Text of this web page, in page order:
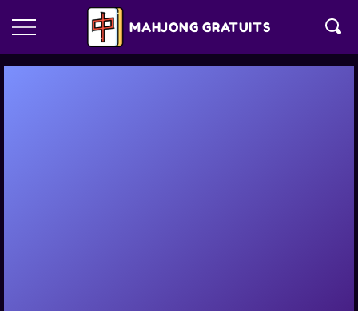
MAHJONG GRATUITS